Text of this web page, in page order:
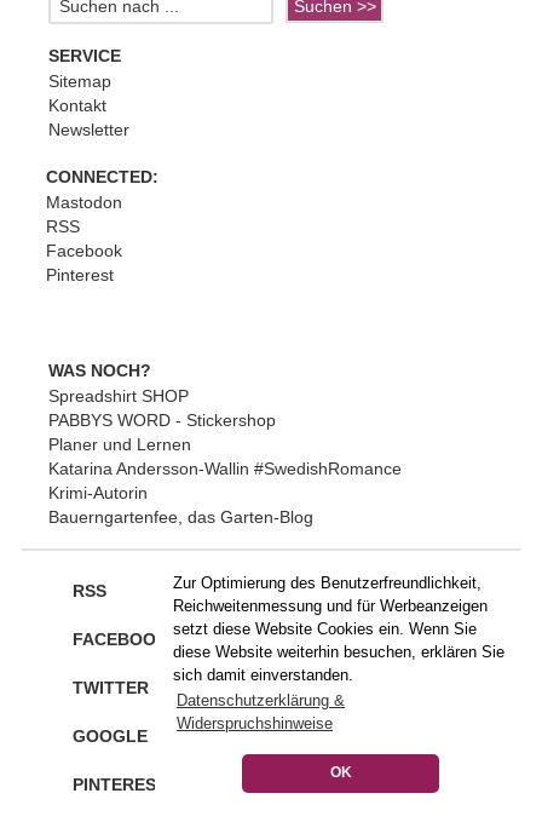
Zur Optimierung des Benutzerfreundlichkeit,
Reichweitenmessung und für Werbeanzeigen
setzt diese Website Cookies ein. Wenn Sie
diese Website weiterhin besuchen, erklären Sie
sich damit einverstanden.
Datenschutzerklärung &
Widerspruchshinweise
OK
SERVICE
Sitemap
Kontakt
Newsletter
CONNECTED:
Mastodon
RSS
Facebook
Pinterest
WAS NOCH?
Spreadshirt SHOP
PABBYS WORD - Stickershop
Planer und Lernen
Katarina Andersson-Wallin #SwedishRomance
Krimi-Autorin
Bauerngartenfee, das Garten-Blog
RSS
FACEBOOK
TWITTER
GOOGLE
PINTEREST